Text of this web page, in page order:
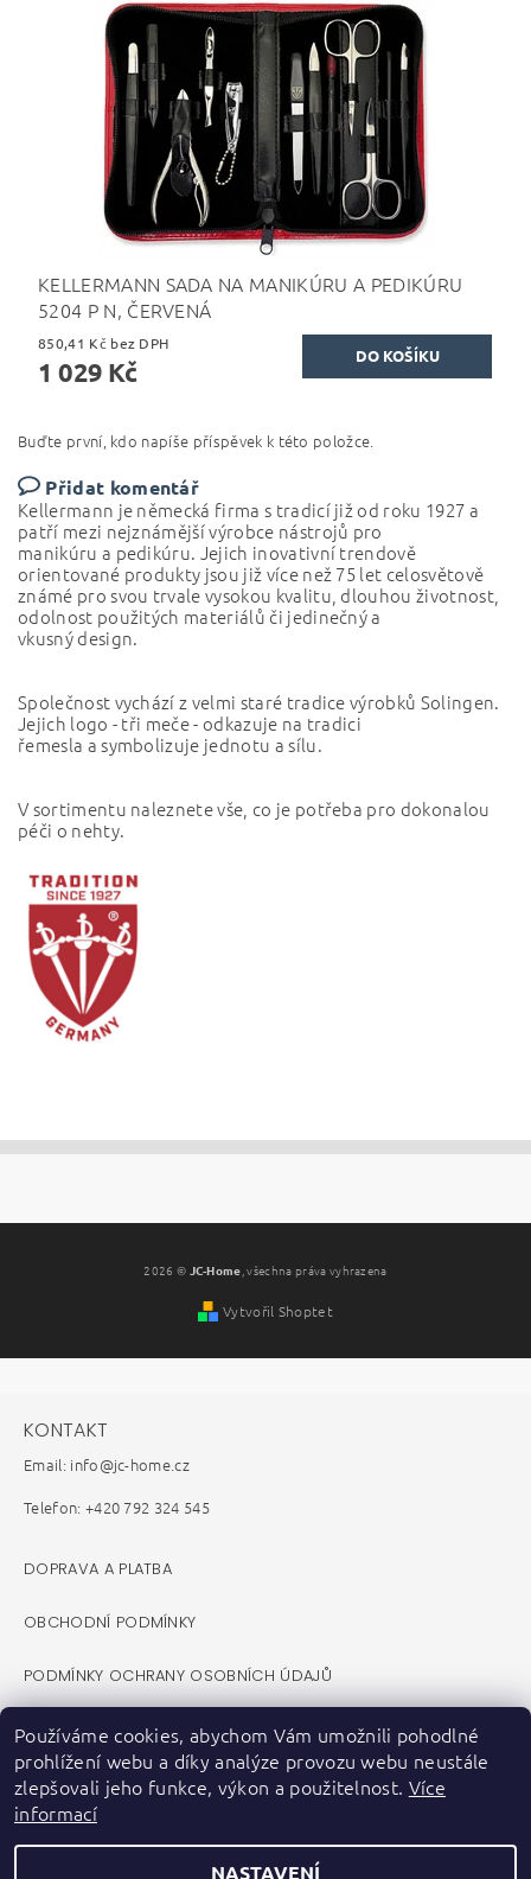
KELLERMANN SADA NA MANIKÚRU A PEDIKÚRU
5204 P N, ČERVENÁ
850,41 Kč bez DPH
1 029 Kč
Buďte první, kdo napíše příspěvek k této položce.
Přidat komentář
Kellermann je německá firma s tradicí již od roku 1927 a
patří mezi nejznámější výrobce nástrojů pro
manikúru a pedikúru. Jejich inovativní trendově
orientované produkty jsou již více než 75 let celosvětově
známé pro svou trvale vysokou kvalitu, dlouhou životnost,
odolnost použitých materiálů či jedinečný a
vkusný design.
Společnost vychází z velmi staré tradice výrobků Solingen.
Jejich logo - tři meče - odkazuje na tradici
řemesla a symbolizuje jednotu a sílu.
V sortimentu naleznete vše, co je potřeba pro dokonalou
péči o nehty.
2026 © JC-Home , všechna práva vyhrazena
Vytvořil Shoptet
KONTAKT
Email: info@jc-home.cz
Telefon: +420 792 324 545
DOPRAVA A PLATBA
OBCHODNÍ PODMÍNKY
PODMÍNKY OCHRANY OSOBNÍCH ÚDAJŮ
REKLAMAČNÍ ŘÁD
VELKOOBCHOD B2B
Používáme cookies, abychom Vám umožnili pohodlné
prohlížení webu a díky analýze provozu webu neustále
zlepšovali jeho funkce, výkon a použitelnost. Více
informací
NASTAVENÍ